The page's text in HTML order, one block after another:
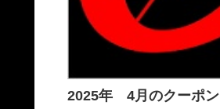
2025年 4月のクーポン